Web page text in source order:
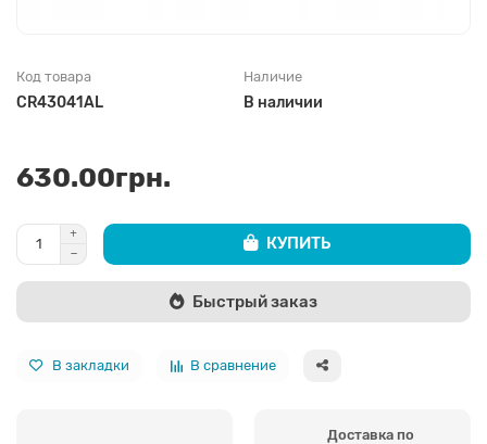
Код товара
CR43041AL
Наличие
В наличии
630.00грн.
КУПИТЬ
Быстрый заказ
В закладки В сравнение
Доставка по